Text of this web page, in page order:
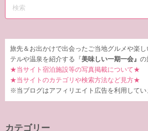
ッ
旅先＆お出かけで出会ったご当地グルメや楽
テルや温泉を紹介する『 美味しい一期一会』 の
★当サイト宿泊施設等の写真掲載について★
★当サイトのカテゴリや検索方法など見方★
※当ブログはアフィリエイト広告を利用してい
カテゴリー